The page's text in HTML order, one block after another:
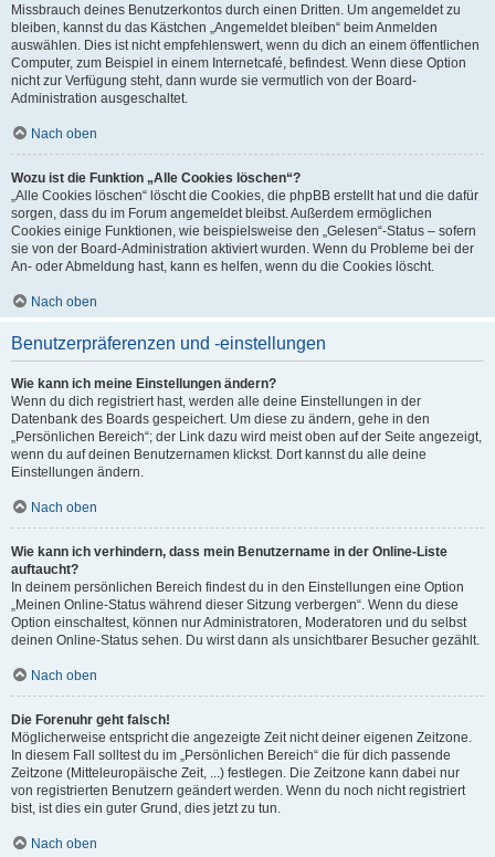
Missbrauch deines Benutzerkontos durch einen Dritten. Um angemeldet zu
bleiben, kannst du das Kästchen „Angemeldet bleiben“ beim Anmelden
auswählen. Dies ist nicht empfehlenswert, wenn du dich an einem öffentlichen
Computer, zum Beispiel in einem Internetcafé, befindest. Wenn diese Option
nicht zur Verfügung steht, dann wurde sie vermutlich von der Board-
Administration ausgeschaltet.
Nach oben
Wozu ist die Funktion „Alle Cookies löschen“?
„Alle Cookies löschen“ löscht die Cookies, die phpBB erstellt hat und die dafür
sorgen, dass du im Forum angemeldet bleibst. Außerdem ermöglichen
Cookies einige Funktionen, wie beispielsweise den „Gelesen“-Status – sofern
sie von der Board-Administration aktiviert wurden. Wenn du Probleme bei der
An- oder Abmeldung hast, kann es helfen, wenn du die Cookies löscht.
Nach oben
Benutzerpräferenzen und -einstellungen
Wie kann ich meine Einstellungen ändern?
Wenn du dich registriert hast, werden alle deine Einstellungen in der
Datenbank des Boards gespeichert. Um diese zu ändern, gehe in den
„Persönlichen Bereich“; der Link dazu wird meist oben auf der Seite angezeigt,
wenn du auf deinen Benutzernamen klickst. Dort kannst du alle deine
Einstellungen ändern.
Nach oben
Wie kann ich verhindern, dass mein Benutzername in der Online-Liste
auftaucht?
In deinem persönlichen Bereich findest du in den Einstellungen eine Option
„Meinen Online-Status während dieser Sitzung verbergen“. Wenn du diese
Option einschaltest, können nur Administratoren, Moderatoren und du selbst
deinen Online-Status sehen. Du wirst dann als unsichtbarer Besucher gezählt.
Nach oben
Die Forenuhr geht falsch!
Möglicherweise entspricht die angezeigte Zeit nicht deiner eigenen Zeitzone.
In diesem Fall solltest du im „Persönlichen Bereich“ die für dich passende
Zeitzone (Mitteleuropäische Zeit, ...) festlegen. Die Zeitzone kann dabei nur
von registrierten Benutzern geändert werden. Wenn du noch nicht registriert
bist, ist dies ein guter Grund, dies jetzt zu tun.
Nach oben